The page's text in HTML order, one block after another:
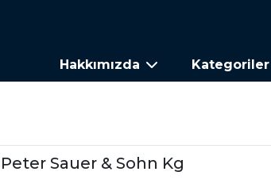
Hakkımızda Kategoriler
Peter Sauer & Sohn Kg